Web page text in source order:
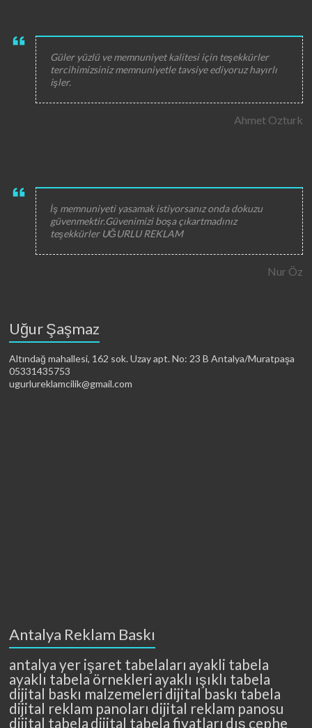
Güler yüzlü ve memnuniyet kalitesi için teşekkürler
tercihimizsiniz memnuniyetle tavsiye ediyoruz hayırlı
işler.
Ahmet Ozturk
İş memnuniyeti yasamak istiyorsanız onda dokuzu
güvenmektir.Güvenimizi boşa çıkartmadınız
teşekkürler UĞURLU REKLAM
Nur Öz
Uğur Şaşmaz
Altındağ mahallesi, 162 sok. Uzay apt. No: 23 B Antalya/Muratpaşa
05331435753
ugurlureklamcilik@gmail.com
Antalya Reklam Baskı
antalya yer işaret tabelaları ayakli tabela
ayaklı tabela örnekleri ayaklı ışıklı tabela
dijital baskı malzemeleridijital baskı tabela
dijital reklam panoları dijital reklam panosu
dijital tabela dijital tabela fiyatları dış cephe